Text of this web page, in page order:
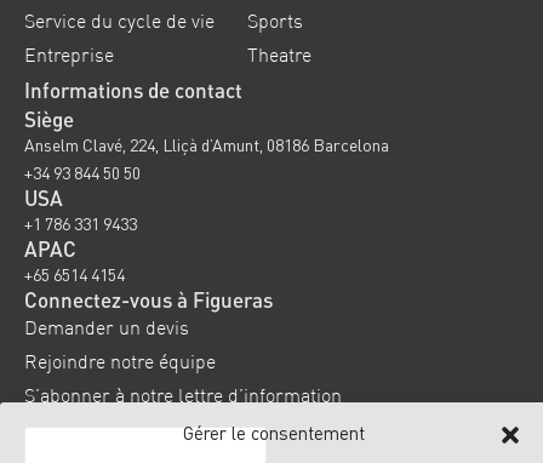
Gérer le consentement
Service du cycle de vie
Entreprise
Sports
Theatre
Informations de contact
Siège
Anselm Clavé, 224, Lliçà d’Amunt, 08186 Barcelona
+34 93 844 50 50
USA
+1 786 331 9433
APAC
+65 6514 4154
Connectez-vous à Figueras
Demander un devis
Rejoindre notre équipe
S’abonner à notre lettre d’information